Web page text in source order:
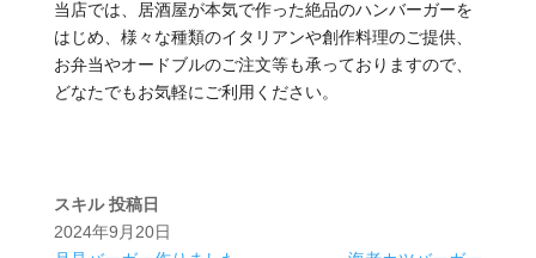
当店では、居酒屋が本気で作った絶品のハンバーガーを
はじめ、様々な種類のイタリアンや創作料理のご提供、
お弁当やオードブルのご注文等も承っておりますので、
どなたでもお気軽にご利用ください。
スキル 投稿日
2024年9月20日